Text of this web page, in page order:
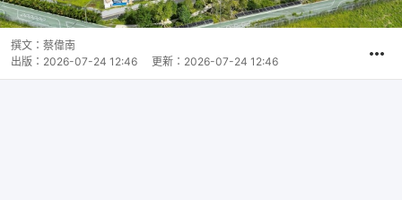
撰文： 蔡偉南
出版： 2026-07-24 12:46 更新： 2026-07-24 12:46